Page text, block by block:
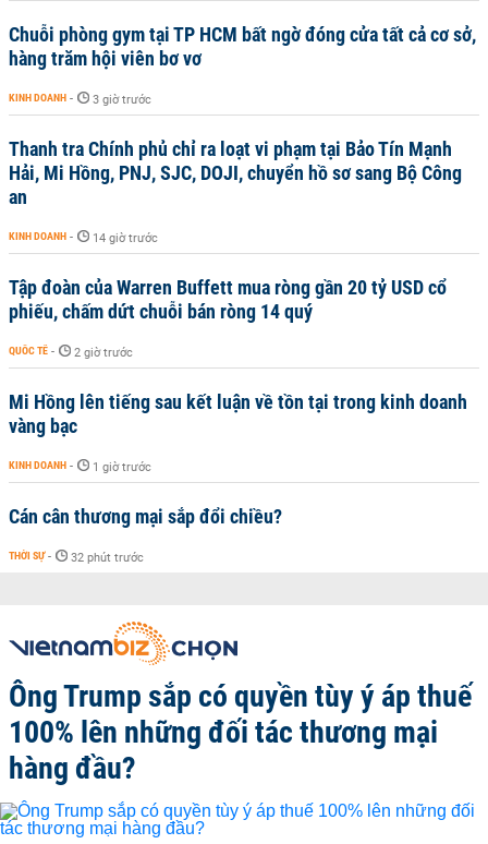
Chuỗi phòng gym tại TP HCM bất ngờ đóng cửa tất cả cơ sở,
hàng trăm hội viên bơ vơ
KINH DOANH - 3 giờ trước
Thanh tra Chính phủ chỉ ra loạt vi phạm tại Bảo Tín Mạnh
Hải, Mi Hồng, PNJ, SJC, DOJI, chuyển hồ sơ sang Bộ Công
an
KINH DOANH - 14 giờ trước
Tập đoàn của Warren Buffett mua ròng gần 20 tỷ USD cổ
phiếu, chấm dứt chuỗi bán ròng 14 quý
QUỐC TẾ - 2 giờ trước
Mi Hồng lên tiếng sau kết luận về tồn tại trong kinh doanh
vàng bạc
KINH DOANH - 1 giờ trước
Cán cân thương mại sắp đổi chiều?
THỜI SỰ - 32 phút trước
Ông Trump sắp có quyền tùy ý áp thuế
100% lên những đối tác thương mại
hàng đầu?